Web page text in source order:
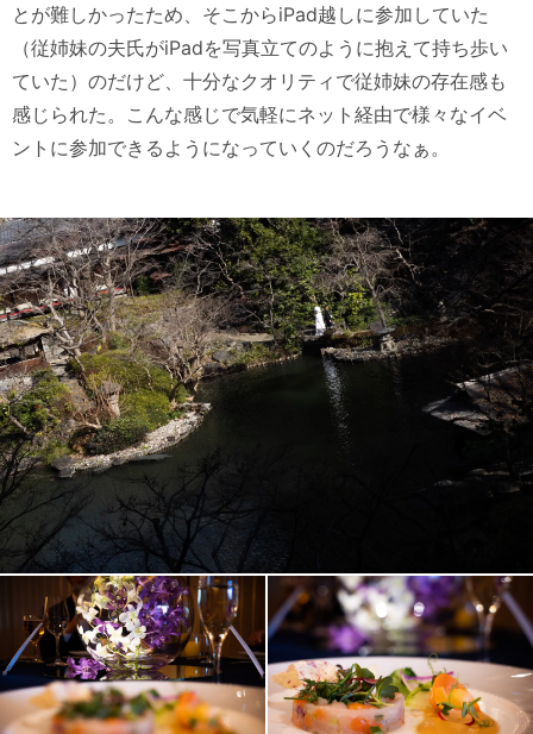
とが難しかったため、そこからiPad越しに参加していた
（従姉妹の夫氏がiPadを写真立てのように抱えて持ち歩い
ていた）のだけど、十分なクオリティで従姉妹の存在感も
感じられた。こんな感じで気軽にネット経由で様々なイベ
ントに参加できるようになっていくのだろうなぁ。